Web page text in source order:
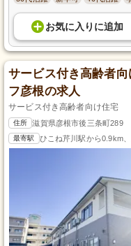
お気に入り に追加
サービス付き高齢者
フ彦根の求人
サービス付き高齢者向け住宅
住所 滋賀県彦根市後三条町289
最寄駅 ひこね芹川駅から0.9km